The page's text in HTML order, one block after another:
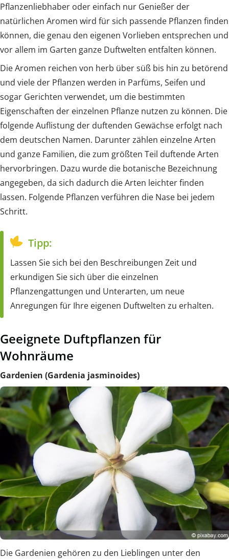
Pflanzenliebhaber oder einfach nur Genießer der
natürlichen Aromen wird für sich passende Pflanzen finden
können, die genau den eigenen Vorlieben entsprechen und
vor allem im Garten ganze Duftwelten entfalten können.
Die Aromen reichen von herb über süß bis hin zu betörend
und viele der Pflanzen werden in Parfüms, Seifen und
sogar Gerichten verwendet, um die bestimmten
Eigenschaften der einzelnen Pflanze nutzen zu können. Die
folgende Auflistung der duftenden Gewächse erfolgt nach
dem deutschen Namen. Darunter zählen einzelne Arten
und ganze Familien, die zum größten Teil duftende Arten
hervorbringen. Dazu wurde die botanische Bezeichnung
angegeben, da sich dadurch die Arten leichter finden
lassen. Folgende Pflanzen verführen die Nase bei jedem
Schritt.
Tipp:
Lassen Sie sich bei den Beschreibungen Zeit und
erkundigen Sie sich über die einzelnen
Pflanzengattungen und Unterarten, um neue
Anregungen für Ihre eigenen Duftwelten zu erhalten.
Geeignete Duftpflanzen für
Wohnräume
Gardenien (Gardenia jasminoides)
Die Gardenien gehören zu den Lieblingen unter den